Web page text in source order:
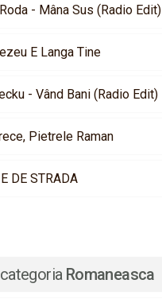
- Mâna Sus (Radio Edit)
E Langa Tine
- Vând Bani (Radio Edit)
Pietrele Raman
DE STRADA
Romaneasca